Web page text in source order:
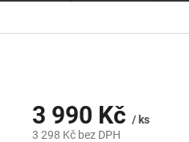
3 990 Kč / ks
3 298 Kč bez DPH